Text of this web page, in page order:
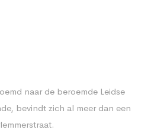
naar de beroemde Leidse
bevindt zich al meer dan een